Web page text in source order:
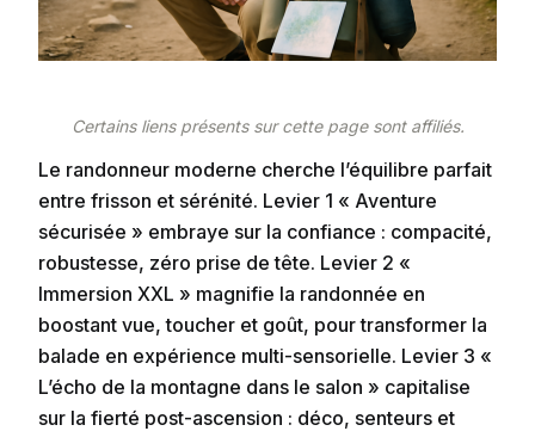
Certains liens présents sur cette page sont affiliés.
Le randonneur moderne cherche l’équilibre parfait
entre frisson et sérénité. Levier 1 « Aventure
sécurisée » embraye sur la confiance : compacité,
robustesse, zéro prise de tête. Levier 2 «
Immersion XXL » magnifie la randonnée en
boostant vue, toucher et goût, pour transformer la
balade en expérience multi-sensorielle. Levier 3 «
L’écho de la montagne dans le salon » capitalise
sur la fierté post-ascension : déco, senteurs et